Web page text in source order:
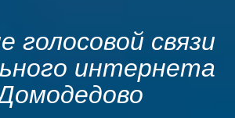
голосовой связи
интернета